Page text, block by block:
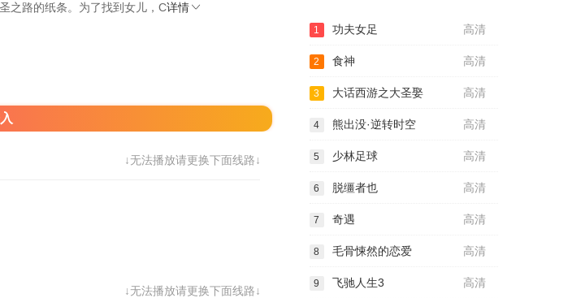
之路的纸条。为了找到女儿，C详情
↓无法播放请更换下面线路↓
↓无法播放请更换下面线路↓
高清
1 功夫女足
高清
2 食神
高清
3 大话西游之大圣娶
高清
4 熊出没·逆转时空
高清
5 少林足球
高清
6 脱缰者也
高清
7 奇遇
高清
8 毛骨悚然的恋爱
高清
9 飞驰人生3